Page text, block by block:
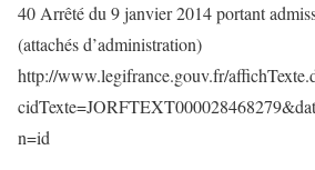
40 Arrêté du 9 janvier 2014 portant
(attachés d’administration)
http://www.legifrance.gouv.fr/
n=id